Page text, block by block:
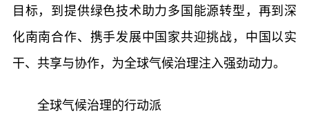
目标，到提供绿色技术助力多国能源转型，再到深
化南南合作、携手发展中国家共迎挑战，中国以实
干、共享与协作，为全球气候治理注入强劲动力。
全球气候治理的行动派